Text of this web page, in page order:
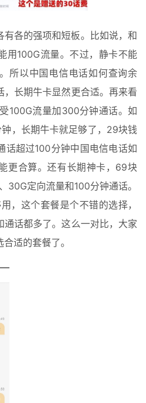
注册
有各的强项和短板。比如说，和
用100G流量。不过，静卡不能
所以中国电信电话如何查询余
长期牛卡显然更合适。再来看
100G流量加300分钟通话。如
，长期牛卡就足够了，29块钱
话超过100分钟中国电信电话如
更合算。还有长期神卡，69块
30G定向流量和100分钟通话。
，这个套餐是个不错的选择，
通话都多了。这么一对比，大家
适的套餐了。